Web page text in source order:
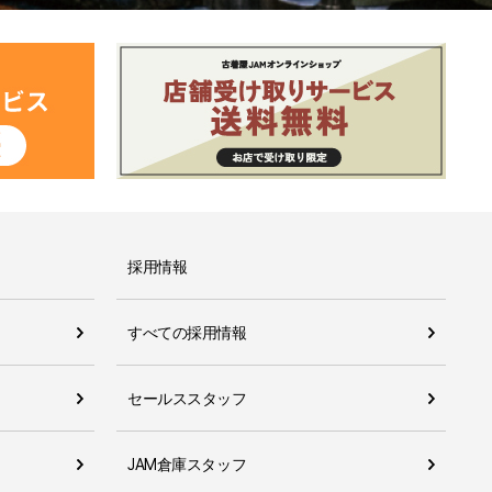
採用情報
すべての採用情報
セールススタッフ
JAM倉庫スタッフ